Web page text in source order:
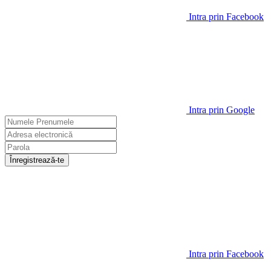
Intra prin Facebook
Intra prin Google
Înregistrează-te
Intra prin Facebook